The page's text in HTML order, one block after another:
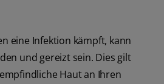
eine Infektion kämpft, kann
und gereizt sein. Dies gilt
Haut an Ihren